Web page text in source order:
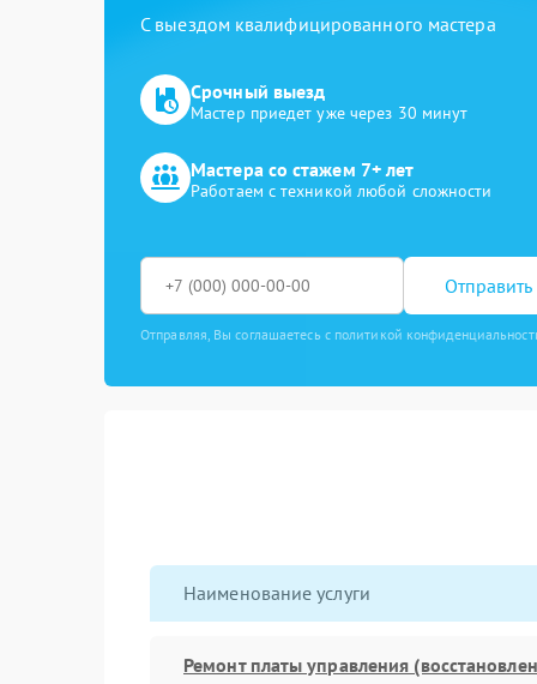
С выездом квалифицированного мастера
Срочный выезд
Мастер приедет уже через 30 минут
Мастера со стажем 7+ лет
Работаем с техникой любой сложности
Отправить
Отправляя, Вы соглашаетесь с политикой
Наименование услуги
Ремонт платы управления